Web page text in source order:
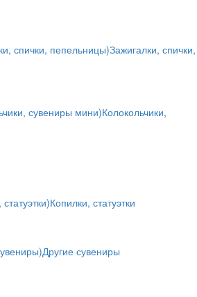
спички, пепельницы)Зажигалки, спички,
сувениры мини)Колокольчики,
Копилки, статуэтки
Другие сувениры